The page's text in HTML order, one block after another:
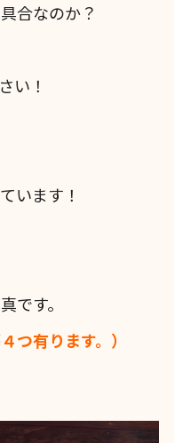
合なのか？
い！
います！
です。
つ有ります。）